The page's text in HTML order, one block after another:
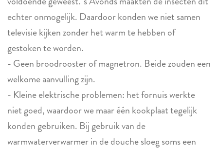
echter onmogelijk. Daardoor konden we niet samen
televisie kijken zonder het warm te hebben of
gestoken te worden.
- Geen broodrooster of magnetron. Beide zouden een
welkome aanvulling zijn.
- Kleine elektrische problemen: het fornuis werkte
niet goed, waardoor we maar één kookplaat tegelijk
konden gebruiken. Bij gebruik van de
warmwaterverwarmer in de douche sloeg soms een